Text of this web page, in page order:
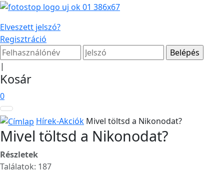
Elveszett jelszó?
Regisztráció
|
Kosár
0
Hírek-Akciók Mivel töltsd a Nikonodat?
Mivel töltsd a Nikonodat?
Részletek
Találatok: 187